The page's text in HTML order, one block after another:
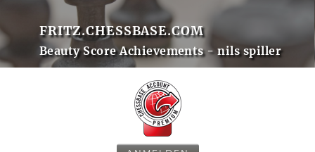
FRITZ.CHESSBASE.COM
Beauty Score Achievements - nils spiller